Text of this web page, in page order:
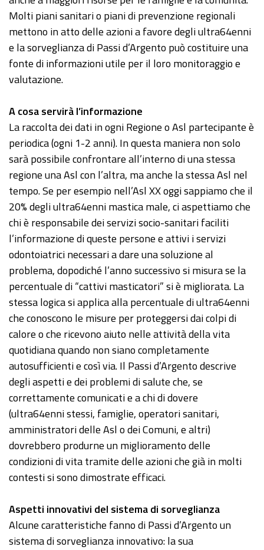
Molti piani sanitari o piani di prevenzione regionali
mettono in atto delle azioni a favore degli ultra64enni
e la sorveglianza di Passi d’Argento può costituire una
fonte di informazioni utile per il loro monitoraggio e
valutazione.
A cosa servirà l’informazione
La raccolta dei dati in ogni Regione o Asl partecipante è
periodica (ogni 1-2 anni). In questa maniera non solo
sarà possibile confrontare all’interno di una stessa
regione una Asl con l’altra, ma anche la stessa Asl nel
tempo. Se per esempio nell’Asl XX oggi sappiamo che il
20% degli ultra64enni mastica male, ci aspettiamo che
chi è responsabile dei servizi socio-sanitari faciliti
l’informazione di queste persone e attivi i servizi
odontoiatrici necessari a dare una soluzione al
problema, dopodiché l’anno successivo si misura se la
percentuale di “cattivi masticatori” si è migliorata. La
stessa logica si applica alla percentuale di ultra64enni
che conoscono le misure per proteggersi dai colpi di
calore o che ricevono aiuto nelle attività della vita
quotidiana quando non siano completamente
autosufficienti e così via. Il Passi d’Argento descrive
degli aspetti e dei problemi di salute che, se
correttamente comunicati e a chi di dovere
(ultra64enni stessi, famiglie, operatori sanitari,
amministratori delle Asl o dei Comuni, e altri)
dovrebbero produrne un miglioramento delle
condizioni di vita tramite delle azioni che già in molti
contesti si sono dimostrate efficaci.
Aspetti innovativi del sistema di sorveglianza
Alcune caratteristiche fanno di Passi d’Argento un
sistema di sorveglianza innovativo: la sua